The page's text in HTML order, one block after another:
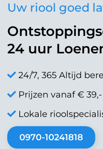
Uw riool goed
24 uur
24/7, 365 Altijd
Prijzen vanaf € 39,-
Lokale
0970-10241818